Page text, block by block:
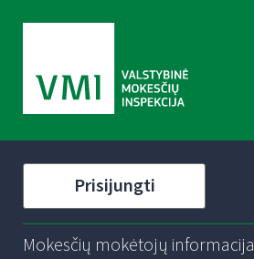
Prisijungti
Mokesčių mokėtojų informacija